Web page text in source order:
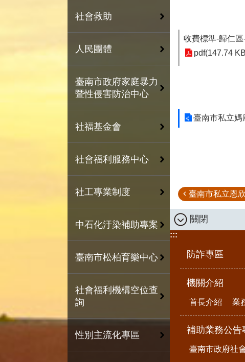
社會救助
人民團體
臺南市政府家庭暴力
暨性侵害防治中心
社福基金會
社會福利服務中心
社工專業制度
中石化汙染補助專案
臺南市松柏育樂中心
社會福利機構空位查
詢
性別主流化專區
收費標準-歸仁區
pdf(147.74
臺南市私立媽
臺南市私立恩
關閉
:::
防詐專區
機關介紹
首長介紹 業
補助業務公告
臺南市政府社